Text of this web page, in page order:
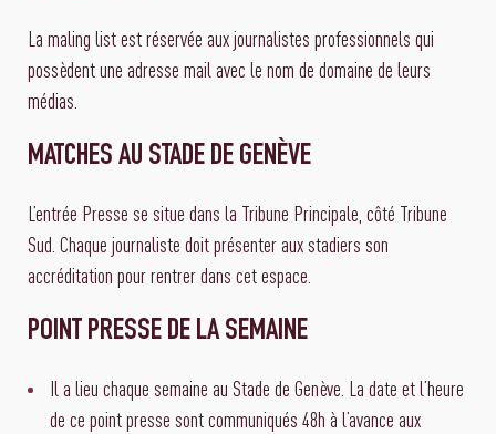
La maling list est réservée aux journalistes professionnels qui
possèdent une adresse mail avec le nom de domaine de leurs
médias.
MATCHES AU STADE DE GENÈVE
L’entrée Presse se situe dans la Tribune Principale, côté Tribune
Sud. Chaque journaliste doit présenter aux stadiers son
accréditation pour rentrer dans cet espace.
POINT PRESSE DE LA SEMAINE
Il a lieu chaque semaine au Stade de Genève. La date et l’heure
de ce point presse sont communiqués 48h à l’avance aux